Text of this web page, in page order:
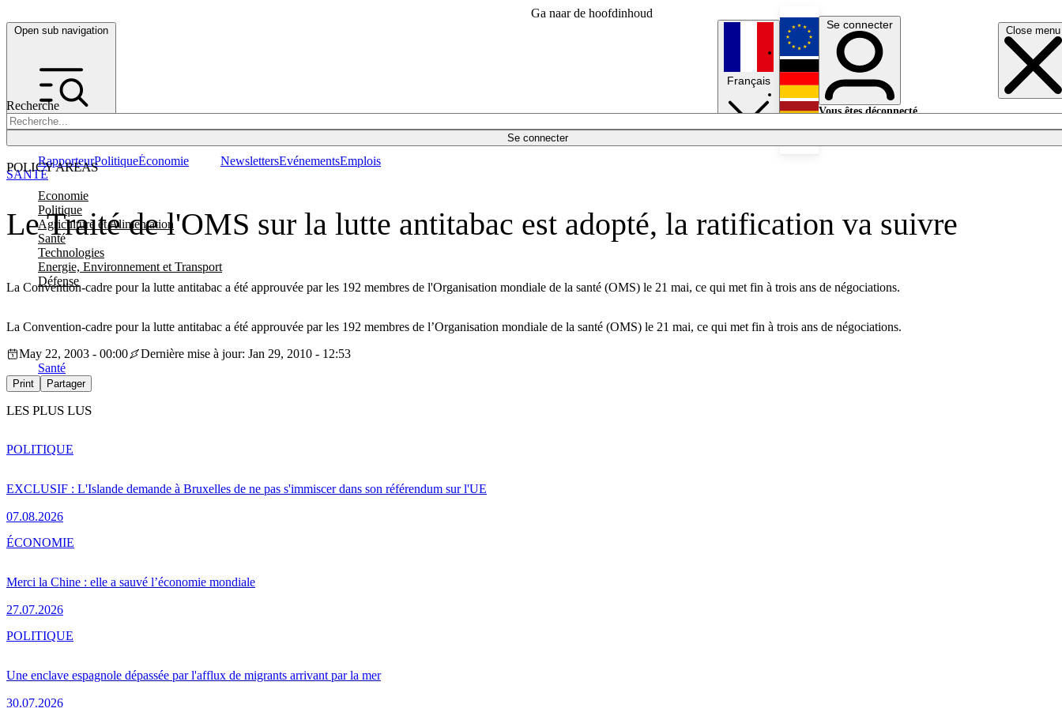
Ga naar de hoofdinhoud
Open sub navigation Close menu
Recherche
Se connecter
POLICY AREAS
Economie
Politique
Agriculture et Alimentation
Santé
Technologies
Energie, Environnement et Transport
Défense
RapporteurPolitiqueÉconomie NewslettersEvénementsEmplois
Français
English
Deutsch
Se connecter
Vous êtes déconnecté.
Le Traité de l'OMS sur la lutte antitabac est adopté, la ratification va suivre
La Convention-cadre pour la lutte antitabac a été approuvée par les 192 membres de l'Organisation mondiale de la santé (OMS) le 21 mai, ce qui met fin à trois ans de négociations.
SANTÉ
La Convention-cadre pour la lutte antitabac a été approuvée par les 192 membres de l’Organisation mondiale de la santé (OMS) le 21 mai, ce qui met fin à trois ans de négociations.
May 22, 2003 - 00:00
Dernière mise à jour: Jan 29, 2010 - 12:53
Santé
Print Partager
LES PLUS LUS
EXCLUSIF : L'Islande demande à Bruxelles de ne pas s'immiscer dans son référendum sur l'UE
07.08.2026
POLITIQUE
Merci la Chine : elle a sauvé l’économie mondiale
27.07.2026
ÉCONOMIE
Une enclave espagnole dépassée par l'afflux de migrants arrivant par la mer
30.07.2026
POLITIQUE